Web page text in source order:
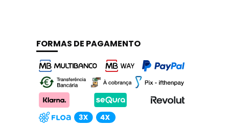
FORMAS DE PAGAMENTO